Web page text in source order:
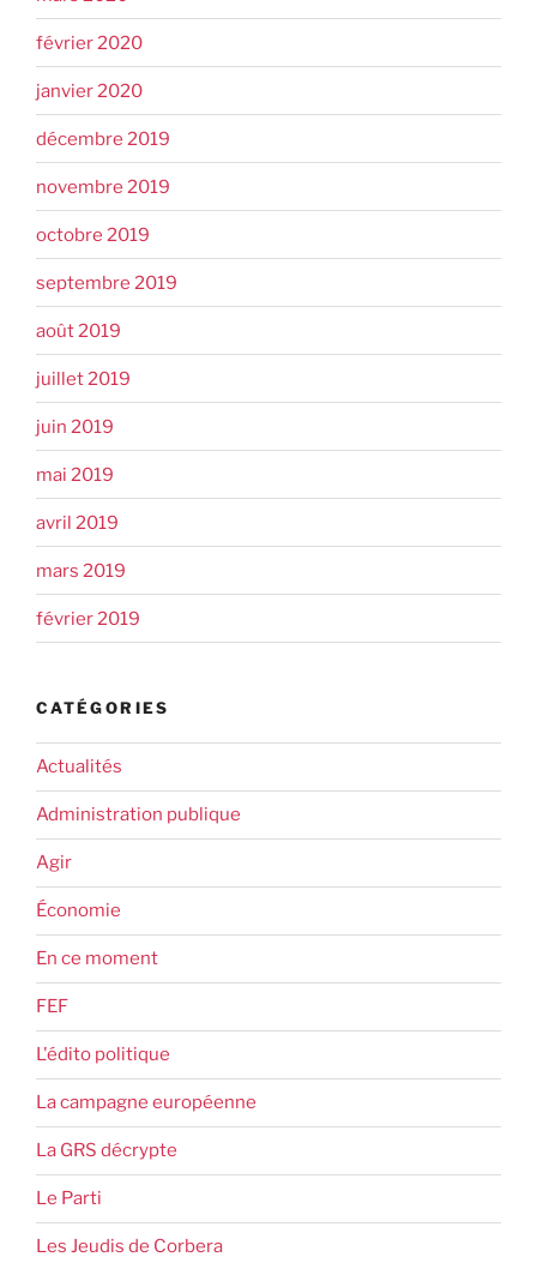
février 2020
janvier 2020
décembre 2019
novembre 2019
octobre 2019
septembre 2019
août 2019
juillet 2019
juin 2019
mai 2019
avril 2019
mars 2019
février 2019
CATÉGORIES
Actualités
Administration publique
Agir
Économie
En ce moment
FEF
L'édito politique
La campagne européenne
La GRS décrypte
Le Parti
Les Jeudis de Corbera